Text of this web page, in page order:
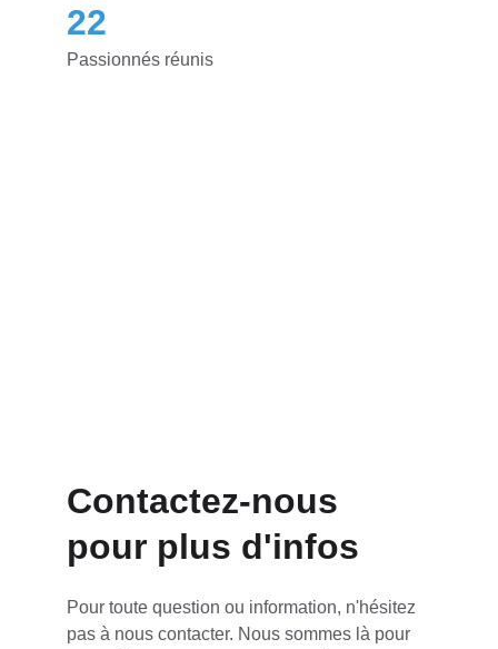
22
Passionnés réunis
Contactez-nous
pour plus d'infos
Pour toute question ou information, n'hésitez
pas à nous contacter. Nous sommes là pour